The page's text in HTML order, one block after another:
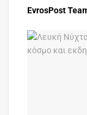
EvrosPost